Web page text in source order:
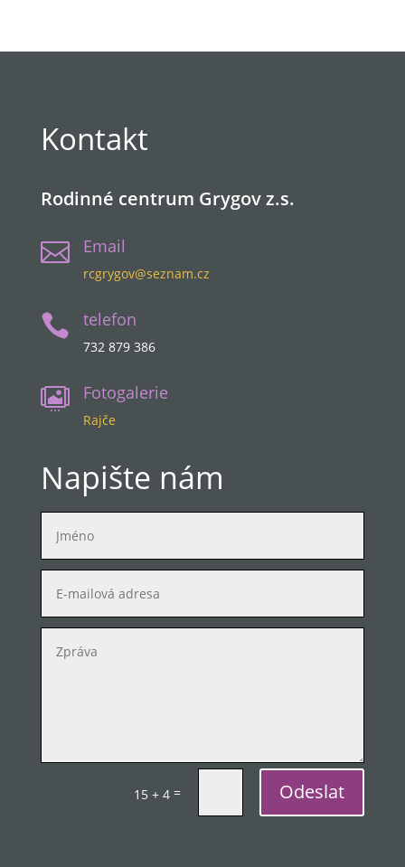
Kontakt
Rodinné centrum Grygov z.s.
 Email
rcgrygov@seznam.cz
 telefon
732 879 386
 Fotogalerie
Rajče
Napište nám
15 + 4 = Odeslat